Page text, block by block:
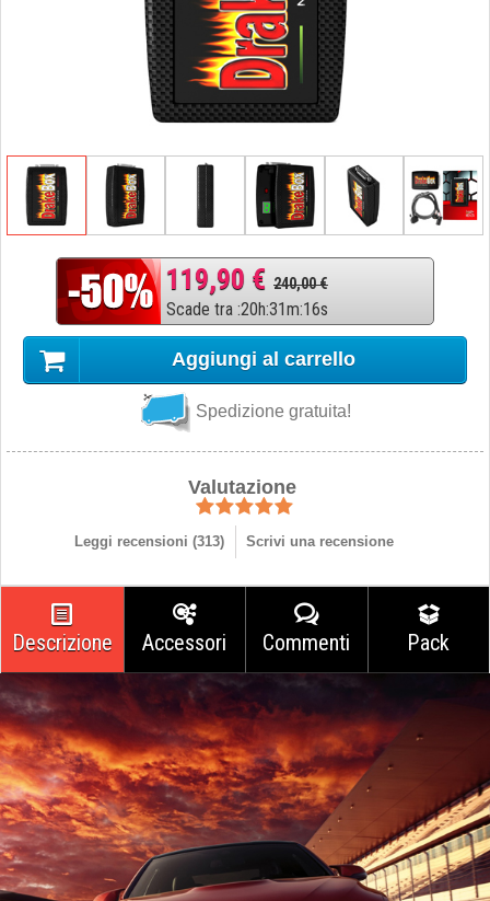
119,90 € 240,00 €
Scade tra :20h:31m:15s
Aggiungi al carrello
Spedizione gratuita!
Valutazione
Leggi recensioni (313) Scrivi una recensione
Descrizione Accessori Commenti Pack